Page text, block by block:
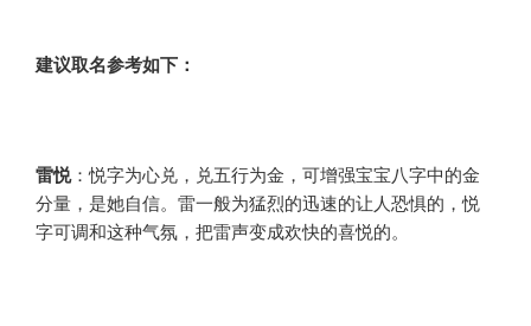
建议取名参考如下：
雷悦：悦字为心兑，兑五行为金，可增强宝宝八字中的金
分量，是她自信。雷一般为猛烈的迅速的让人恐惧的，悦
字可调和这种气氛，把雷声变成欢快的喜悦的。